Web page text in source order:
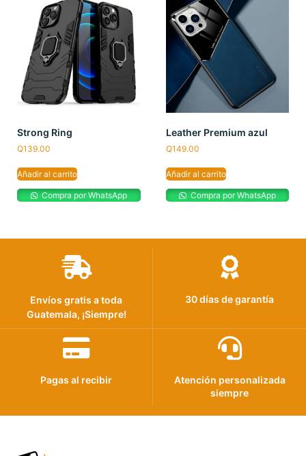
Strong Ring
Q139.00
Añadir al carrito
Compra por WhatsApp
Leather Premium azul
Q149.00
Añadir al carrito
Compra por WhatsApp
Envíos gratis a toda
Guatemala, ¡Siempre!
30 días de garantía
Pagas al recibir
Atención personalizada
siempre